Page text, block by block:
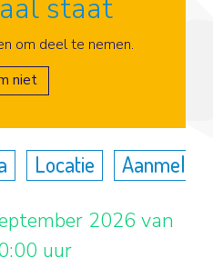
staat
om deel te nemen.
niet
Locatie
2026 van
uur